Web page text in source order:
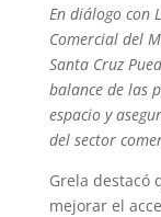
En diálogo con
Comercial del
Santa Cruz
balance de las
espacio y
del sector
Grela destacó
mejorar el